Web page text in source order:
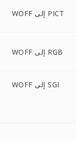
WOFF إلى PICT
WOFF إلى RGB
WOFF إلى SGI